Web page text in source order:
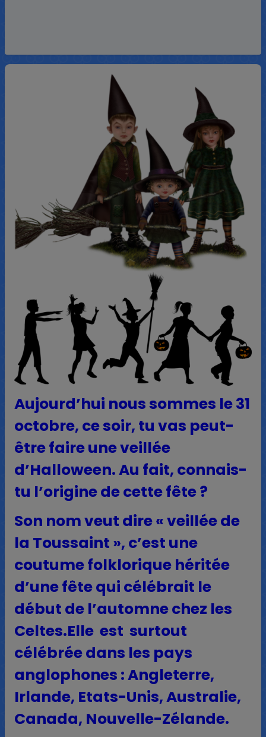
Aujourd’hui nous sommes le 31
octobre, ce soir, tu vas peut-
être faire une veillée
d’Halloween. Au fait, connais-
tu l’origine de cette fête ?
Son nom veut dire « veillée de
la Toussaint », c’est une
coutume folklorique héritée
d’une fête qui célébrait le
début de l’automne chez les
Celtes.Elle est surtout
célébrée dans les pays
anglophones : Angleterre,
Irlande, Etats-Unis, Australie,
Canada, Nouvelle-Zélande.